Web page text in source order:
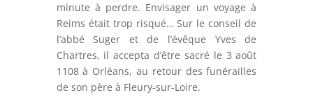
minute à perdre. Envisager un voyage à
Reims était trop risqué… Sur le conseil de
l’abbé Suger et de l’évêque Yves de
Chartres, il accepta d’être sacré le 3 août
1108 à Orléans, au retour des funérailles
de son père à Fleury-sur-Loire.